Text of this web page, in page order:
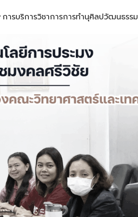
การบริการวิชาการการทำนุศิลปวัฒนธรรม